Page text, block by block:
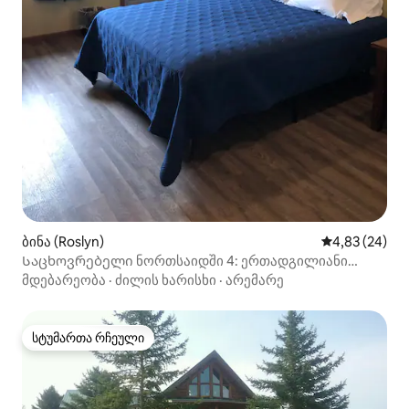
ბინა (Roslyn) საშუალო
4,83 (24)
Საცხოვრებელი ნორთსაიდში 4: ერთადგილიანი
ეფექტურობის ოთახი 4: ერთკაციანი ეფექტურობის
მდებარეობა · ძილის ხარისხი · არემარე
სტუმართა რჩეული
სტუმართა რჩეული